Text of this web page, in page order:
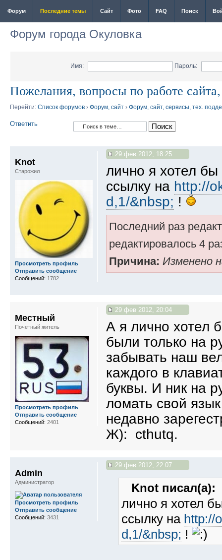
Форум Последние темы Сайт Фото FAQ Поиск
Форум города Окуловка
Имя: Пароль:
Пожелания, вопросы по работе
Перейти: Список форумов › Форум, сайт › Форум, сайт, сервисы, тех.
Ответить
29 фев 2012, 18:25
лично я хотел
ссылку на http://
d,1/&nbsp; !
Последний раз
редактировалось 4
Причина: Изменено
Knot
Старожил
Просмотреть профиль
Отправить сообщение
Сообщений: 1782
29 фев 2012, 20:04
А я лично хотел
были только на
забывать наш
каждого в
буквы. И ник на
ломать свой
недавно
Ж): cthutq.
Местный
Почетный житель
Просмотреть профиль
Отправить сообщение
Сообщений: 2401
29 фев 2012, 22:07
Knot писал(а):
лично я хотел
ссылку на http://
d,1/&nbsp; !
Admin
Администратор
Просмотреть профиль
Отправить сообщение
Сообщений: 3431